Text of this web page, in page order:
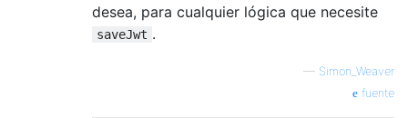
desea, para cualquier lógica que necesite
saveJwt .
— Simon_Weaver
fuente